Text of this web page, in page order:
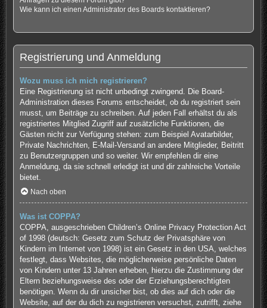
Wie kann ich einen Administrator des Boards kontaktieren?
Registrierung und Anmeldung
Wozu muss ich mich registrieren?
Eine Registrierung ist nicht unbedingt zwingend. Die Board-
Administration dieses Forums entscheidet, ob du registriert sein
musst, um Beiträge zu schreiben. Auf jeden Fall erhältst du als
registriertes Mitglied Zugriff auf zusätzliche Funktionen, die
Gästen nicht zur Verfügung stehen: zum Beispiel Avatarbilder,
Private Nachrichten, E-Mail-Versand an andere Mitglieder, Beitritt
zu Benutzergruppen und so weiter. Wir empfehlen dir eine
Anmeldung, da sie schnell erledigt ist und dir zahlreiche Vorteile
bietet.
Nach oben
Was ist COPPA?
COPPA, ausgeschrieben Children’s Online Privacy Protection Act
of 1998 (deutsch: Gesetz zum Schutz der Privatsphäre von
Kindern im Internet von 1998) ist ein Gesetz in den USA, welches
festlegt, dass Websites, die möglicherweise persönliche Daten
von Kindern unter 13 Jahren erheben, hierzu die Zustimmung der
Eltern beziehungsweise des oder der Erziehungsberechtigten
benötigen. Wenn du dir unsicher bist, ob dies auf dich oder die
Website, auf der du dich zu registrieren versuchst, zutrifft, ziehe